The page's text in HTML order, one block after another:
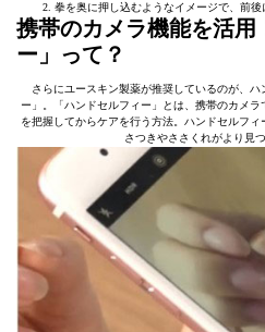
2. 拳を奥に押し込むようなイメージで、前後
携帯のカメラ機能を活用
ー」って？
さらにユースキン製薬が推奨しているのが、
ー」。「ハンドセルフィー」とは、携帯のカメ
を把握してからケアを行う方法。ハンドセルフ
さつきやささくれがより見